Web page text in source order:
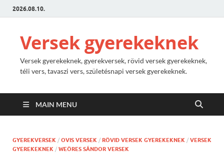
2026.08.10.
Versek gyerekeknek
Versek gyerekeknek, gyerekversek, rövid versek gyerekeknek,
téli vers, tavaszi vers, születésnapi versek gyerekeknek.
MAIN MENU
GYEREKVERSEK / OVIS VERSEK / RÖVID VERSEK GYEREKEKNEK / VERSEK
GYEREKEKNEK / WEÖRES SÁNDOR VERSEK